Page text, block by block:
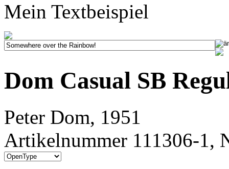
Mein Textbeispiel
Dom Casual SB
Peter Dom, 1951
Artikelnummer 111306-1,